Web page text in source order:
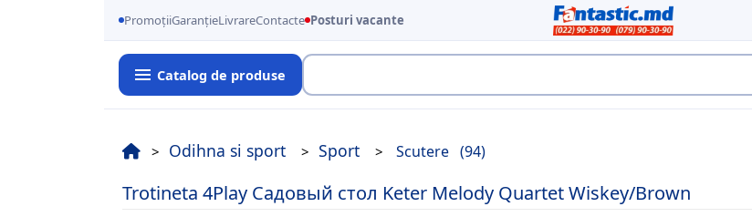
PromoțiiGaranțieLivrareContacte Posturi vacante
Catalog de produse
Odihna si sport Sport Scutere (94)
Trotineta 4Play Садовый стол Keter Melody Quartet Wiskey/Brown